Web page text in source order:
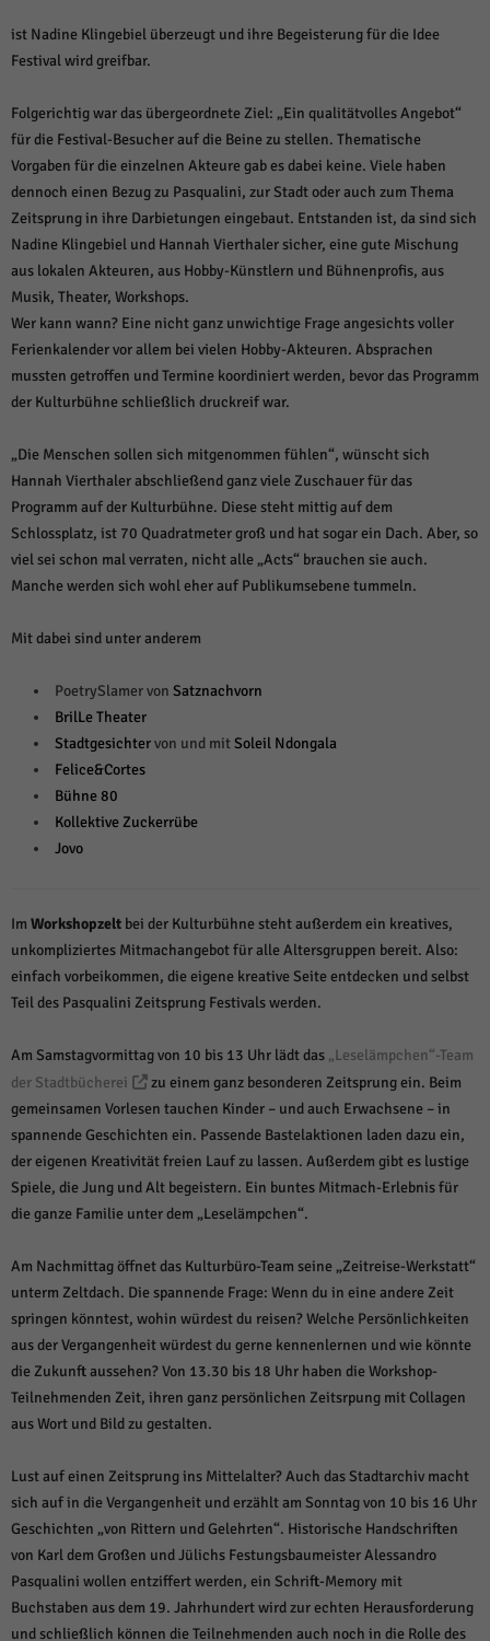
ist Nadine Klingebiel überzeugt und ihre Begeisterung für die Idee
Festival wird greifbar.
Folgerichtig war das übergeordnete Ziel: „Ein qualitätvolles Angebot“
für die Festival-Besucher auf die Beine zu stellen. Thematische
Vorgaben für die einzelnen Akteure gab es dabei keine. Viele haben
dennoch einen Bezug zu Pasqualini, zur Stadt oder auch zum Thema
Zeitsprung in ihre Darbietungen eingebaut. Entstanden ist, da sind sich
Nadine Klingebiel und Hannah Vierthaler sicher, eine gute Mischung
aus lokalen Akteuren, aus Hobby-Künstlern und Bühnenprofis, aus
Musik, Theater, Workshops.
Wer kann wann? Eine nicht ganz unwichtige Frage angesichts voller
Ferienkalender vor allem bei vielen Hobby-Akteuren. Absprachen
mussten getroffen und Termine koordiniert werden, bevor das Programm
der Kulturbühne schließlich druckreif war.
„Die Menschen sollen sich mitgenommen fühlen“, wünscht sich
Hannah Vierthaler abschließend ganz viele Zuschauer für das
Programm auf der Kulturbühne. Diese steht mittig auf dem
Schlossplatz, ist 70 Quadratmeter groß und hat sogar ein Dach. Aber, so
viel sei schon mal verraten, nicht alle „Acts“ brauchen sie auch.
Manche werden sich wohl eher auf Publikumsebene tummeln.
Mit dabei sind unter anderem
PoetrySlamer von Satznachvorn
BrilLe Theater
Stadtgesichtervon und mitSoleil Ndongala
Felice&Cortes
Bühne 80
Kollektive Zuckerrübe
Jovo
Im Workshopzelt bei der Kulturbühne steht außerdem ein kreatives,
unkompliziertes Mitmachangebot für alle Altersgruppen bereit. Also:
einfach vorbeikommen, die eigene kreative Seite entdecken und selbst
Teil des Pasqualini Zeitsprung Festivals werden.
Am Samstagvormittag von 10 bis 13 Uhr lädt das „Leselämpchen“-Team
der Stadtbücherei
zu einem ganz besonderen Zeitsprung ein. Beim
gemeinsamen Vorlesen tauchen Kinder – und auch Erwachsene – in
spannende Geschichten ein. Passende Bastelaktionen laden dazu ein,
der eigenen Kreativität freien Lauf zu lassen. Außerdem gibt es lustige
Spiele, die Jung und Alt begeistern. Ein buntes Mitmach-Erlebnis für
die ganze Familie unter dem „Leselämpchen“.
Am Nachmittag öffnet das Kulturbüro-Team seine „Zeitreise-Werkstatt“
unterm Zeltdach. Die spannende Frage: Wenn du in eine andere Zeit
springen könntest, wohin würdest du reisen? Welche Persönlichkeiten
aus der Vergangenheit würdest du gerne kennenlernen und wie könnte
die Zukunft aussehen? Von 13.30 bis 18 Uhr haben die Workshop-
Teilnehmenden Zeit, ihren ganz persönlichen Zeitsrpung mit Collagen
aus Wort und Bild zu gestalten.
Lust auf einen Zeitsprung ins Mittelalter? Auch das Stadtarchiv macht
sich auf in die Vergangenheit und erzählt am Sonntag von 10 bis 16 Uhr
Geschichten „von Rittern und Gelehrten“. Historische Handschriften
von Karl dem Großen und Jülichs Festungsbaumeister Alessandro
Pasqualini wollen entziffert werden, ein Schrift-Memory mit
Buchstaben aus dem 19. Jahrhundert wird zur echten Herausforderung
und schließlich können die Teilnehmenden auch noch in die Rolle des